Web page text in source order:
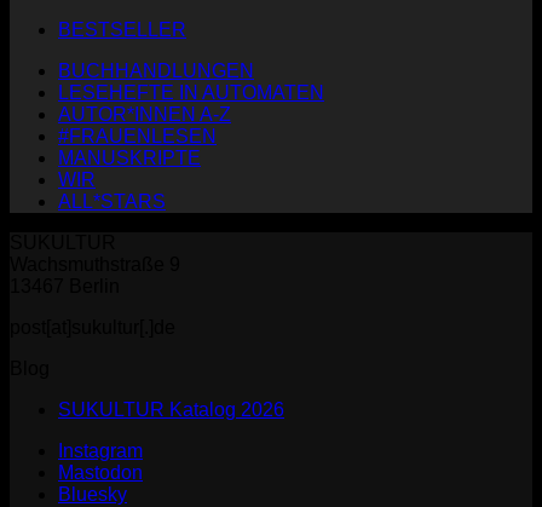
BESTSELLER
BUCHHANDLUNGEN
LESEHEFTE IN AUTOMATEN
AUTOR*INNEN A-Z
#FRAUENLESEN
MANUSKRIPTE
WIR
ALL*STARS
SUKULTUR Katalog 2026
Instagram
Mastodon
Bluesky